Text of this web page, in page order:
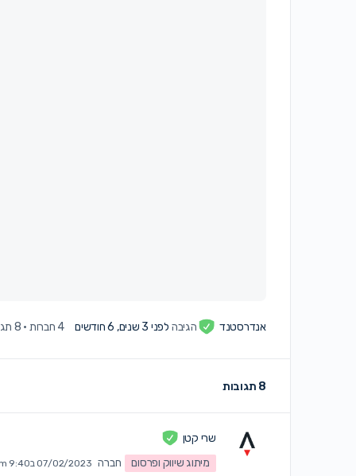
אנדרסטנד הגיבה לפני 3 שנים, 6 חודשים 4 חברות · 8 תגובות
8 תגובות
שרי קטן
מיתוג שיווק ופרסום
חברה 07/02/2023 ב9:40 pm